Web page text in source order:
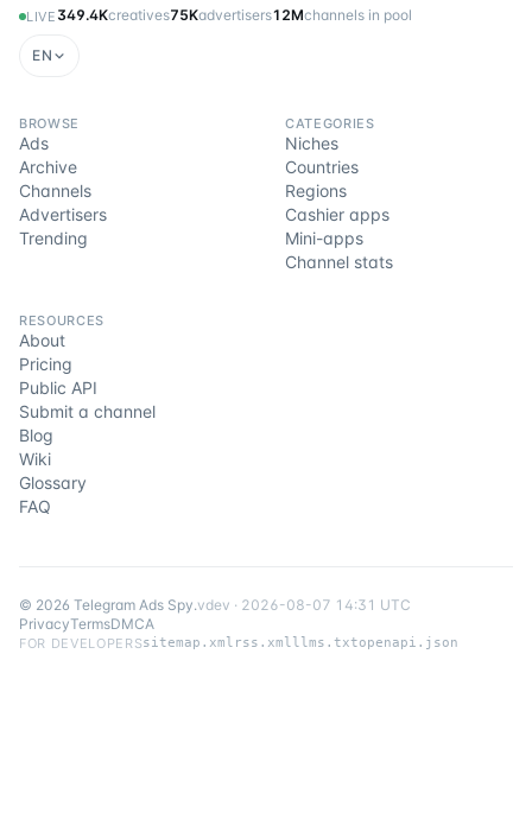
LIVE 349.4Kcreatives75Kadvertisers12Mchannels in pool
EN
BROWSE
Ads
Archive
Channels
Advertisers
Trending
CATEGORIES
Niches
Countries
Regions
Cashier apps
Mini-apps
Channel stats
RESOURCES
About
Pricing
Public API
Submit a channel
Blog
Wiki
Glossary
FAQ
© 2026 Telegram Ads Spy.vdev · 2026-08-07 14:31 UTC
PrivacyTermsDMCA
FOR DEVELOPERSsitemap.xml rss.xml llms.txtopenapi.json